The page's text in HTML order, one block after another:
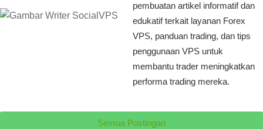
pembuatan artikel informatif dan
edukatif terkait layanan Forex
VPS, panduan trading, dan tips
penggunaan VPS untuk
membantu trader meningkatkan
performa trading mereka.
Semua Postingan